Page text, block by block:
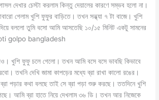
দেখার চেস্টা করলাম কিন্তু দেয়ালের কারণে সম্ভব হলো না।
গেলাম খুশি ফুফুর বাড়িতে। তখন সন্ধ্যা ৭ টা বাজে। খুশি
বললো তুমি বসো আমি আসতেছি ১০/১৫ মিনিট একটু সামনের
golpo bangladesh
খুশি ফুফু চলে গেলো। তখন আমি বসে বসে ভাবছি কিভাবে
তখনি দেখি জামা কাপড়ের মধ্যে ব্রা রাখা কালো রঙের।
পড়ার কথা বলছে তাই সে ব্রা পড়া শুরু করছে। ততদিনে খুশি
আমি ব্রা হাতে নিয়ে দেখলাম ৩৬ ডি। তখন আর নিজেকে